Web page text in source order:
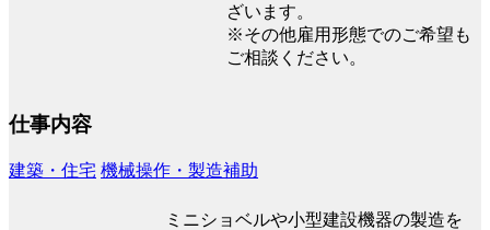
ざいます。
※その他雇用形態でのご希望も
ご相談ください。
仕事内容
建築・住宅 機械操作・製造補助
ミニショベルや小型建設機器の製造を